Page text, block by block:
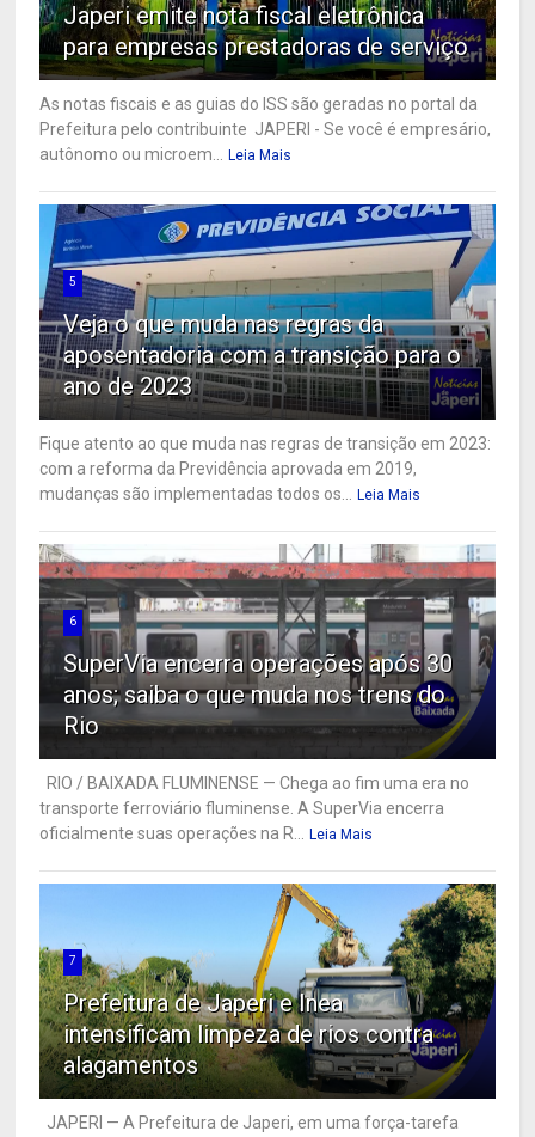
Japeri emite nota fiscal eletrônica
para empresas prestadoras de serviço
As notas fiscais e as guias do ISS são geradas no portal da
Prefeitura pelo contribuinte JAPERI - Se você é empresário,
autônomo ou microem...
Leia Mais
5
Veja o que muda nas regras da
aposentadoria com a transição para o
ano de 2023
Fique atento ao que muda nas regras de transição em 2023:
com a reforma da Previdência aprovada em 2019,
mudanças são implementadas todos os...
Leia Mais
6
SuperVia encerra operações após 30
anos; saiba o que muda nos trens do
Rio
RIO / BAIXADA FLUMINENSE — Chega ao fim uma era no
transporte ferroviário fluminense. A SuperVia encerra
oficialmente suas operações na R...
Leia Mais
7
Prefeitura de Japeri e Inea
intensificam limpeza de rios contra
alagamentos
JAPERI — A Prefeitura de Japeri, em uma força-tarefa